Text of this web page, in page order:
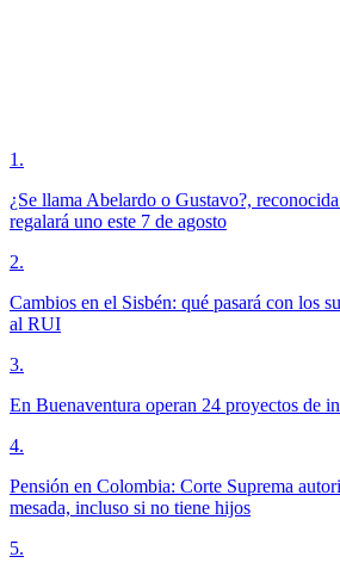
1 .
¿Se llama Abelardo o Gustavo?,
regalará uno este 7 de agosto
2.
Cambios en el Sisbén: qué pasará con los
al RUI
3.
En Buenaventura operan 24 proyectos de
4.
Pensión en Colombia: Corte Suprema
mesada, incluso si no tiene hijos
5.